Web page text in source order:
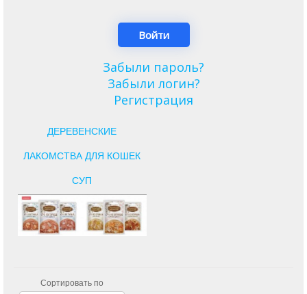
Забыли пароль?
Забыли логин?
Регистрация
ДЕРЕВЕНСКИЕ
ЛАКОМСТВА ДЛЯ КОШЕК
СУП
Сортировать по